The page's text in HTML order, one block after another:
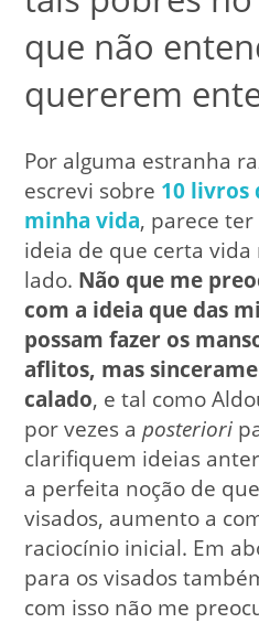
que não
quererem
Por alguma estranha
escrevi sobre 10 livros
minha vida, parece
ideia de que certa
lado. Não que me
com a ideia que das
possam fazer os
aflitos, mas
calado, e tal como
por vezes a posteriori
clarifiquem ideias
a perfeita noção de
visados, aumento a
raciocínio inicial. Em
para os visados
com isso não me